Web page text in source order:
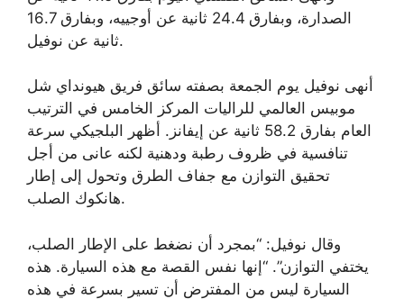
الصدارة، وبفارق 24.4 ثانية عن أوجييه، وبفارق 16.7
ثانية عن نوفيل.
أنهى نوفيل يوم الجمعة بصفته سائق فريق هيونداي شل
موبيس العالمي للراليات المركز الخامس في الترتيب
العام بفارق 58.2 ثانية عن إيفانز. أظهر البلجيكي سرعة
تنافسية في ظروف رطبة ودهنية لكنه عانى من أجل
تحقيق التوازن مع جفاف الطرق وتحول إلى إطار
هانكوك الصلب.
وقال نوفيل: “بمجرد أن نضغط على الإطار الصلب،
يختفي التوازن”. “إنها نفس القصة مع هذه السيارة. هذه
السيارة ليس من المفترض أن تسير بسرعة في هذه